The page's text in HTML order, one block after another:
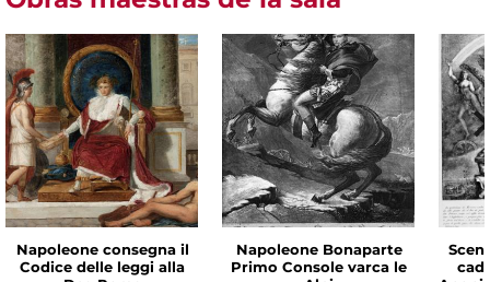
Napoleone consegna il
Codice delle leggi alla
Napoleone Bonaparte
Primo Console varca le